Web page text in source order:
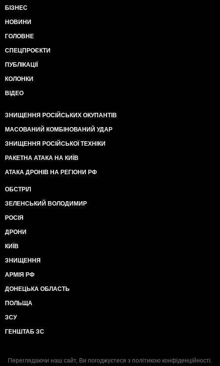
БІЗНЕС
НОВИНИ
ГОЛОВНЕ
СПЕЦПРОЄКТИ
ПУБЛІКАЦІЇ
КОЛОНКИ
ВІДЕО
ЗНИЩЕННЯ РОСІЙСЬКИХ ОКУПАНТІВ
МАСОВАНИЙ КОМБІНОВАНИЙ УДАР
ЗНИЩЕННЯ РОСІЙСЬКОЇ ТЕХНІКИ
РАКЕТНА АТАКА НА КИЇВ
АТАКА ДРОНІВ НА РЕГІОНИ РФ
ОБСТРІЛ
ЗЕЛЕНСЬКИЙ ВОЛОДИМИР
РОСІЯ
ДРОНИ
КИЇВ
ЗНИЩЕННЯ
АРМІЯ РФ
ДОНЕЦЬКА ОБЛАСТЬ
ПОЛЬЩА
ЗСУ
ГЕНШТАБ ЗС
Переглядаючи наш сайт, Ви погоджуєтеся з політикою конфіденційності.